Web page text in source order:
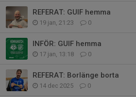
REFERAT: GUIF hemma
19 jan, 21:23 0
INFÖR: GUIF hemma
17 jan, 13:18 0
REFERAT: Borlänge borta
14 dec 2025 0